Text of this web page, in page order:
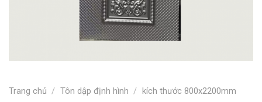
Trang chủ / Tôn dập định hình / kích thước 800x2200mm